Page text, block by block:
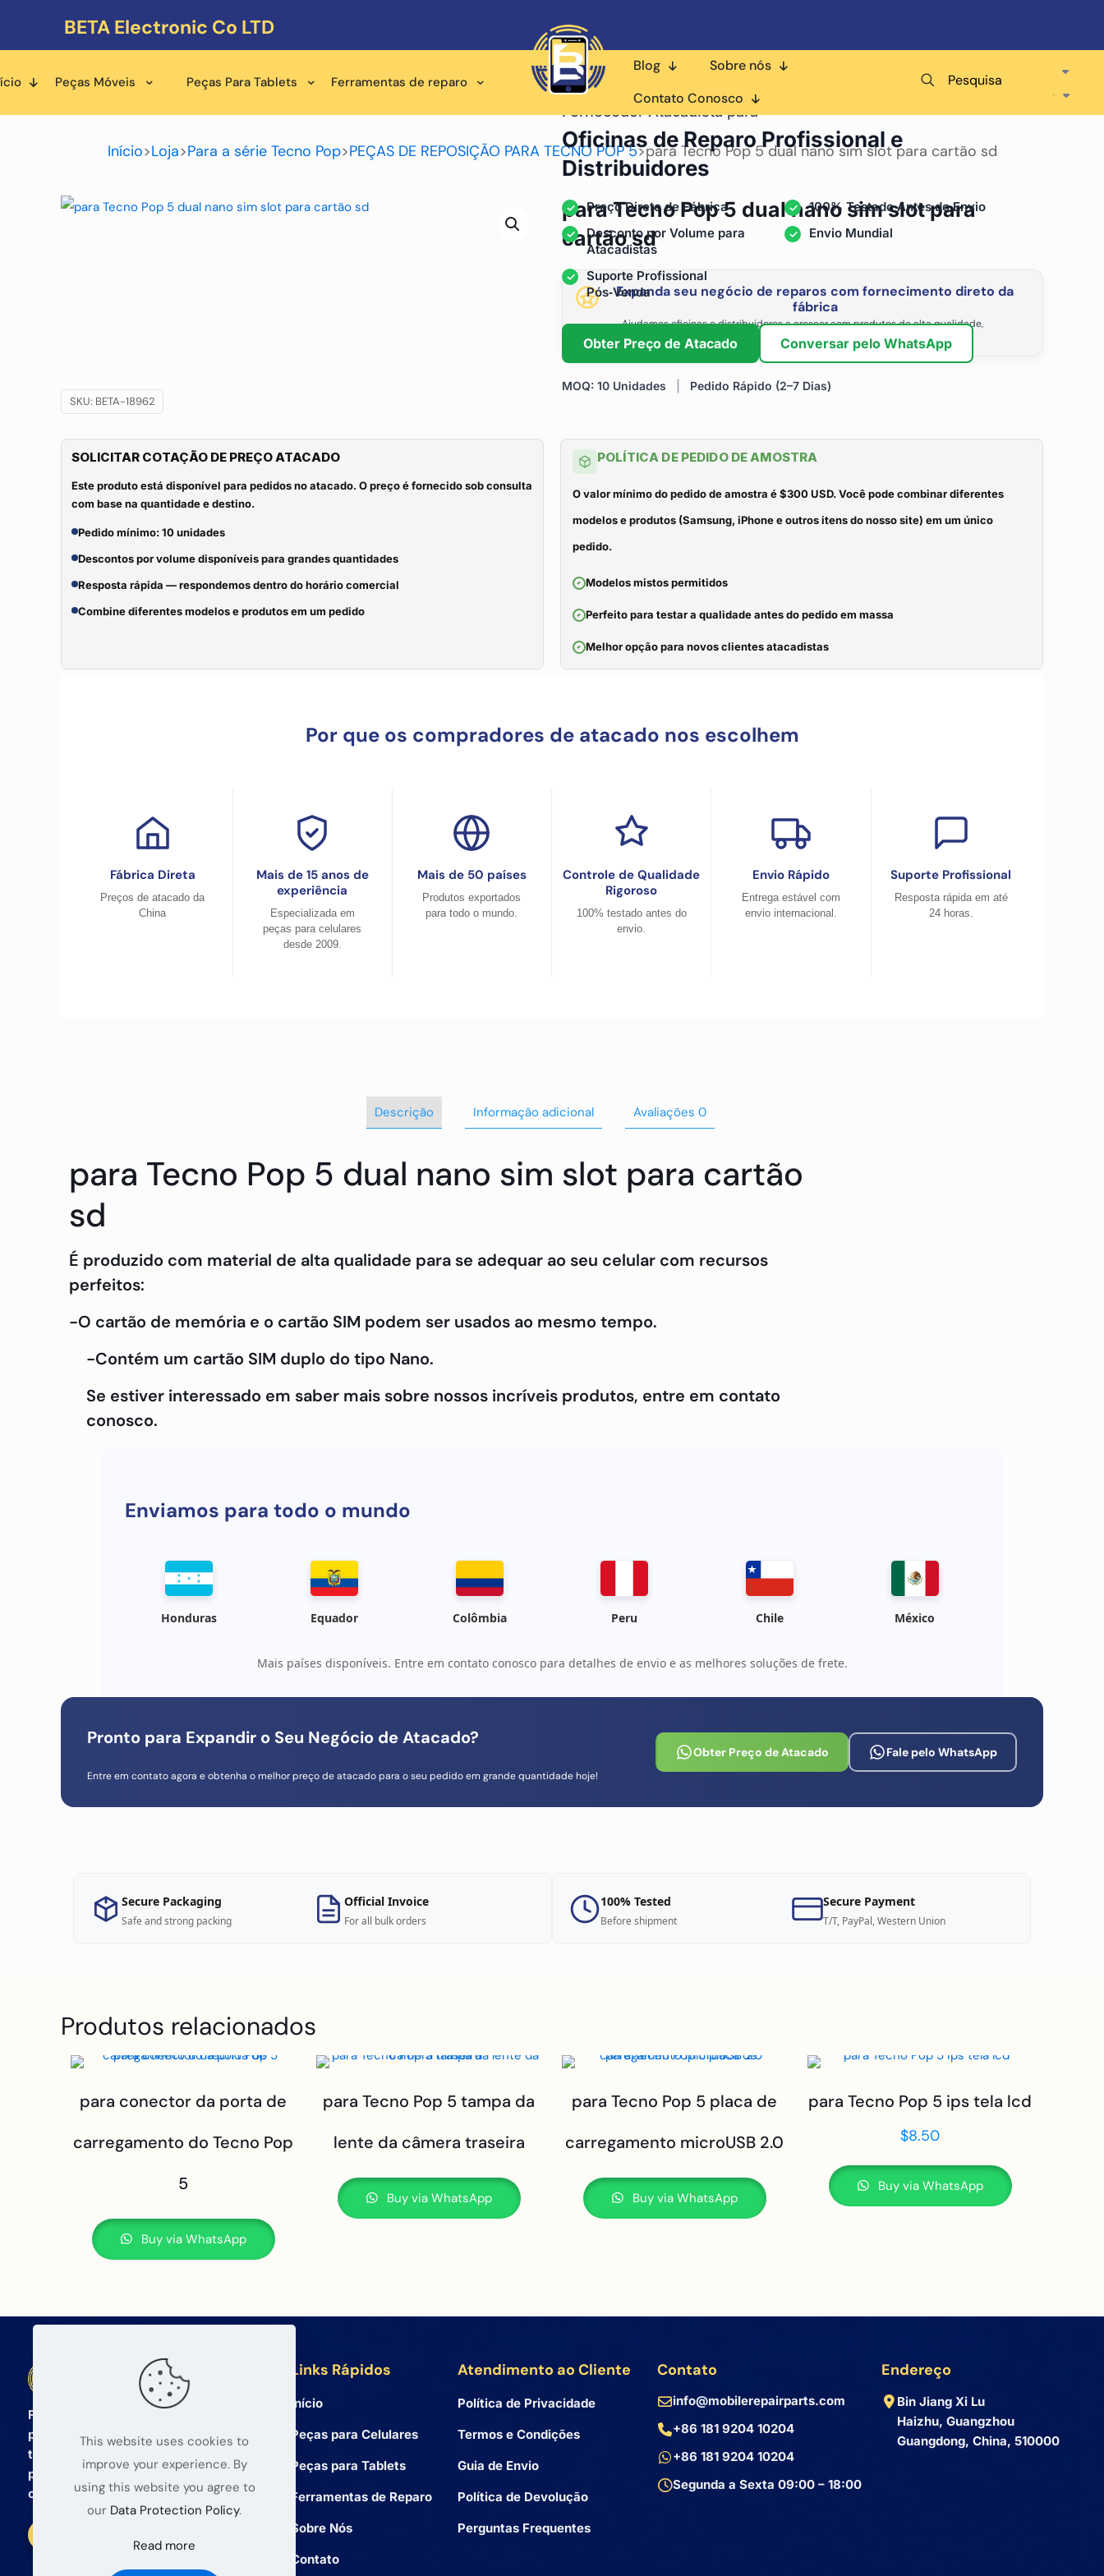
BETA Electronic Co LTD
Peças Móveis Peças Para Tablets Ferramentas de reparo
Blog
Sobre nós
Contato Conosco
Pesquisa
Início>Loja>Para a série Tecno Pop>PEÇAS DE REPOSIÇÃO PARA TECNO POP 5>para Tecno Pop 5 dual nano sim slot para cartão sd
para Tecno Pop 5 dual nano sim slot para
cartão sd
Expanda seu negócio de reparos com fornecimento direto da
fábrica
Ajudamos oficinas e distribuidores a crescer com produtos de alta qualidade,
fornecimento estável e os preços de atacado mais competitivos.
SKU: BETA-18962
Fornecedor Atacadista para
Oficinas de Reparo Profissional e
Distribuidores
Preço Direto de Fábrica
100% Testado Antes do Envio
Desconto por Volume para
Atacadistas
Envio Mundial
Suporte Profissional
Pós‑Venda
Obter Preço de Atacado Conversar pelo WhatsApp
MOQ: 10 Unidades Pedido Rápido (2–7 Dias)
SOLICITAR COTAÇÃO DE PREÇO ATACADO
Este produto está disponível para pedidos no atacado. O preço é fornecido sob consulta
com base na quantidade e destino.
Pedido mínimo: 10 unidades
Descontos por volume disponíveis para grandes quantidades
Resposta rápida — respondemos dentro do horário comercial
Combine diferentes modelos e produtos em um pedido
POLÍTICA DE PEDIDO DE AMOSTRA
O valor mínimo do pedido de amostra é $300 USD. Você pode combinar diferentes
modelos e produtos (Samsung, iPhone e outros itens do nosso site) em um único
pedido.
Modelos mistos permitidos
Perfeito para testar a qualidade antes do pedido em massa
Melhor opção para novos clientes atacadistas
Por que os compradores de atacado nos escolhem
Fábrica Direta
Preços de atacado da
China
Mais de 15 anos de
experiência
Especializada em
peças para celulares
desde 2009.
Mais de 50 países
Produtos exportados
para todo o mundo.
Controle de Qualidade
Rigoroso
100% testado antes do
envio.
Envio Rápido
Entrega estável com
envio internacional.
Suporte Profissional
Resposta rápida em até
24 horas.
Descrição Informação adicional Avaliações 0
para Tecno Pop 5 dual nano sim slot para cartão
sd
É produzido com material de alta qualidade para se adequar ao seu celular com recursos
perfeitos:
-O cartão de memória e o cartão SIM podem ser usados ao mesmo tempo.
-Contém um cartão SIM duplo do tipo Nano.
Se estiver interessado em saber mais sobre nossos incríveis produtos, entre em contato
conosco.
Enviamos para todo o mundo
Honduras Equador Colômbia Peru Chile México
Mais países disponíveis. Entre em contato conosco para detalhes de envio e as melhores soluções de frete.
Pronto para Expandir o Seu Negócio de Atacado?
Entre em contato agora e obtenha o melhor preço de atacado para o seu pedido em grande quantidade hoje!
Obter Preço de Atacado Fale pelo WhatsApp
Secure Packaging
Safe and strong packing
Official Invoice
For all bulk orders
100% Tested
Before shipment
Secure Payment
T/T, PayPal, Western Union
Produtos relacionados
para conector da porta de
carregamento do Tecno Pop
5
Buy via WhatsApp
para Tecno Pop 5 tampa da
lente da câmera traseira
Buy via WhatsApp
para Tecno Pop 5 placa de
carregamento microUSB 2.0
Buy via WhatsApp
para Tecno Pop 5 ips tela lcd
$8.50
Buy via WhatsApp
BETA Electronic Co LTD
Fornecedor atacadista profissional de
peças de reposição para celulares e
tablets desde 2008. Oferecemos
produtos de alta qualidade e serviço
confiável para atacadistas globais.
Links Rápidos
Início
Peças para Celulares
Peças para Tablets
Ferramentas de Reparo
Sobre Nós
Contato
Atendimento ao Cliente
Política de Privacidade
Termos e Condições
Guia de Envio
Política de Devolução
Perguntas Frequentes
Contato
info@mobilerepairparts.com
+86 181 9204 10204
+86 181 9204 10204
Segunda a Sexta 09:00 – 18:00
Endereço
Bin Jiang Xi Lu
Haizhu, Guangzhou
Guangdong, China, 510000
This website uses cookies to
improve your experience. By
using this website you agree to
our Data Protection Policy.
Read more